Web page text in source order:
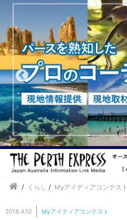
/ くらし / Myアイディアコンテスト
2018.4.10 Myアイディアコンテスト